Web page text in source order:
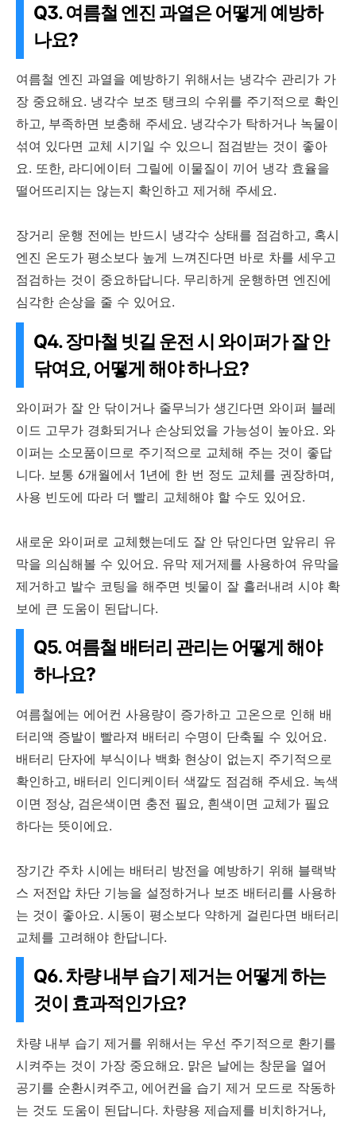
Q3. 여름철 엔진 과열은 어떻게 예방하
나요?
여름철 엔진 과열을 예방하기 위해서는 냉각수 관리가 가
장 중요해요. 냉각수 보조 탱크의 수위를 주기적으로 확인
하고, 부족하면 보충해 주세요. 냉각수가 탁하거나 녹물이
섞여 있다면 교체 시기일 수 있으니 점검받는 것이 좋아
요. 또한, 라디에이터 그릴에 이물질이 끼어 냉각 효율을
떨어뜨리지는 않는지 확인하고 제거해 주세요.
장거리 운행 전에는 반드시 냉각수 상태를 점검하고, 혹시
엔진 온도가 평소보다 높게 느껴진다면 바로 차를 세우고
점검하는 것이 중요하답니다. 무리하게 운행하면 엔진에
심각한 손상을 줄 수 있어요.
Q4. 장마철 빗길 운전 시 와이퍼가 잘 안
닦여요, 어떻게 해야 하나요?
와이퍼가 잘 안 닦이거나 줄무늬가 생긴다면 와이퍼 블레
이드 고무가 경화되거나 손상되었을 가능성이 높아요. 와
이퍼는 소모품이므로 주기적으로 교체해 주는 것이 좋답
니다. 보통 6개월에서 1년에 한 번 정도 교체를 권장하며,
사용 빈도에 따라 더 빨리 교체해야 할 수도 있어요.
새로운 와이퍼로 교체했는데도 잘 안 닦인다면 앞유리 유
막을 의심해볼 수 있어요. 유막 제거제를 사용하여 유막을
제거하고 발수 코팅을 해주면 빗물이 잘 흘러내려 시야 확
보에 큰 도움이 된답니다.
Q5. 여름철 배터리 관리는 어떻게 해야
하나요?
여름철에는 에어컨 사용량이 증가하고 고온으로 인해 배
터리액 증발이 빨라져 배터리 수명이 단축될 수 있어요.
배터리 단자에 부식이나 백화 현상이 없는지 주기적으로
확인하고, 배터리 인디케이터 색깔도 점검해 주세요. 녹색
이면 정상, 검은색이면 충전 필요, 흰색이면 교체가 필요
하다는 뜻이에요.
장기간 주차 시에는 배터리 방전을 예방하기 위해 블랙박
스 저전압 차단 기능을 설정하거나 보조 배터리를 사용하
는 것이 좋아요. 시동이 평소보다 약하게 걸린다면 배터리
교체를 고려해야 한답니다.
Q6. 차량 내부 습기 제거는 어떻게 하는
것이 효과적인가요?
차량 내부 습기 제거를 위해서는 우선 주기적으로 환기를
시켜주는 것이 가장 중요해요. 맑은 날에는 창문을 열어
공기를 순환시켜주고, 에어컨을 습기 제거 모드로 작동하
는 것도 도움이 된답니다. 차량용 제습제를 비치하거나,